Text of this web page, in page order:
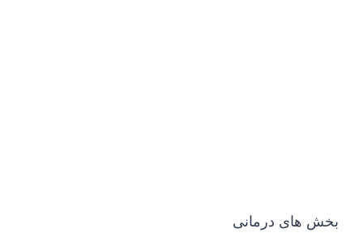
بخش های درمانی